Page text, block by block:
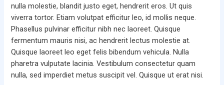
nulla molestie, blandit justo eget, hendrerit eros. Ut quis
viverra tortor. Etiam volutpat efficitur leo, id mollis neque.
Phasellus pulvinar efficitur nibh nec laoreet. Quisque
fermentum mauris nisi, ac hendrerit lectus molestie at.
Quisque laoreet leo eget felis bibendum vehicula. Nulla
pharetra vulputate lacinia. Vestibulum consectetur quam
nulla, sed imperdiet metus suscipit vel. Quisque ut erat nisi.